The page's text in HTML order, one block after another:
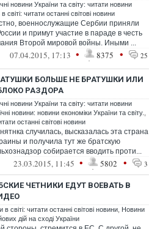
новини України та світу: читати новини
світі: читати останні світові новини
военнослужащие Сербии приняли
и примут участие в параде в честь
Второй мировой войны. Иными ...
07.04.2015, 17:13 • 8375 • 25
БОЛЬШЕ НЕ БРАТУШКИ ИЛИ
РАЗДОРА
новини України та світу: читати новини
новини: новини економіки України та світу.
останні світові новини
случилась, высказалась эта страна
и получила тут же братскую
собирается вводить проти...
23.03.2015, 11:45 • 5802 • 3
ЧЕТНИКИ ЕДУТ ВОЕВАТЬ В
в світі: читати останні світові новини Новини
дій на сході України